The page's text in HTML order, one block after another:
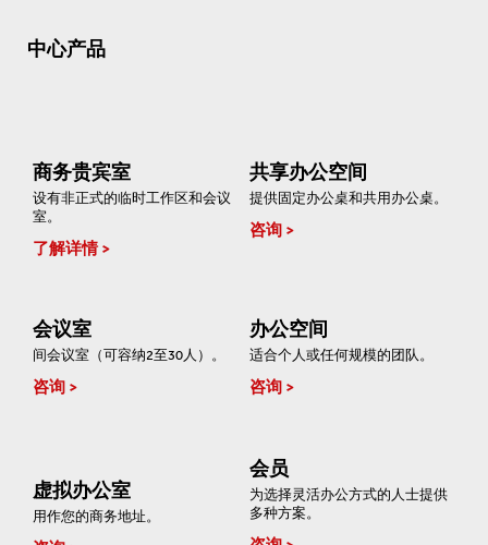
中心产品
商务贵宾室
设有非正式的临时工作区和会议
室。
了解详情
共享办公空间
提供固定办公桌和共用办公桌。
咨询
会议室
间会议室（可容纳2至30人）。
咨询
办公空间
适合个人或任何规模的团队。
咨询
虚拟办公室
用作您的商务地址。
会员
为选择灵活办公方式的人士提供
多种方案。